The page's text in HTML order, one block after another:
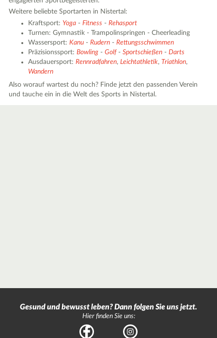
Weitere beliebte Sportarten in Nistertal:
Kraftsport: Yoga -Fitness -Rehasport
Turnen: Gymnastik - Trampolinspringen - Cheerleading
Wassersport:Kanu -Rudern -Rettungsschwimmen
Präzisionssport:Bowling -Golf-Sportschießen -Darts
Ausdauersport:Rennradfahren,Leichtathletik,Triathlon,
Wandern
Also worauf wartest du noch? Finde jetzt den passenden Verein
und tauche ein in die Welt des Sports in Nistertal.
Gesund und bewusst leben? Dann folgen Sie uns jetzt.
Hier finden Sie uns:
Facebook Instagram